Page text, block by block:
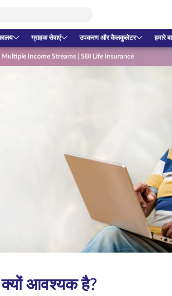
ग्राहक सेवाएं उपकरण और कैलकुलेटर हमारे
Income Streams | SBI Life Insurance
आवश्यक है?